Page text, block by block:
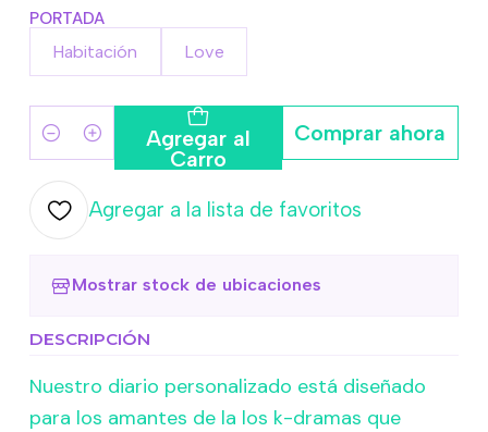
PORTADA
Habitación Love
Cantidad Agregar al
Carro
Comprar ahora
Agregar a la lista de favoritos
Mostrar stock de ubicaciones
DESCRIPCIÓN
Nuestro diario personalizado está diseñado
para los amantes de la los k-dramas que